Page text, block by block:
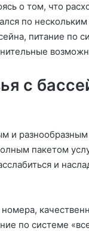
о том, что
по нескольким
питание по
с
и разнообразным
пакетом
и
по системе